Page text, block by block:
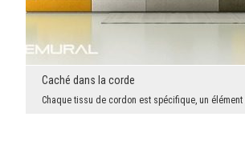
Caché dans la corde